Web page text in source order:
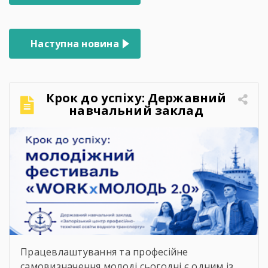
записів
Наступна новина
Крок до успіху: Державний
навчальний заклад
«Запорізький центр
професійно-технічної освіти
водного транспорту»
підкорює молодіжний
фестиваль «WORKxМОЛОДЬ
2.0»
Працевлаштування та професійне